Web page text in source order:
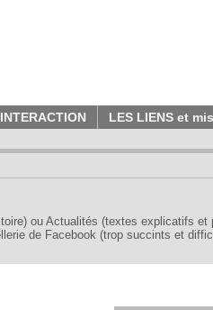
INTERACTION LES LIENS et
ou Actualités (textes explicatifs
de Facebook (trop succints et